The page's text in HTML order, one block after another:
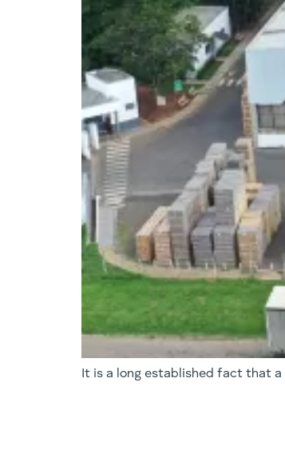
It is a long established fact that